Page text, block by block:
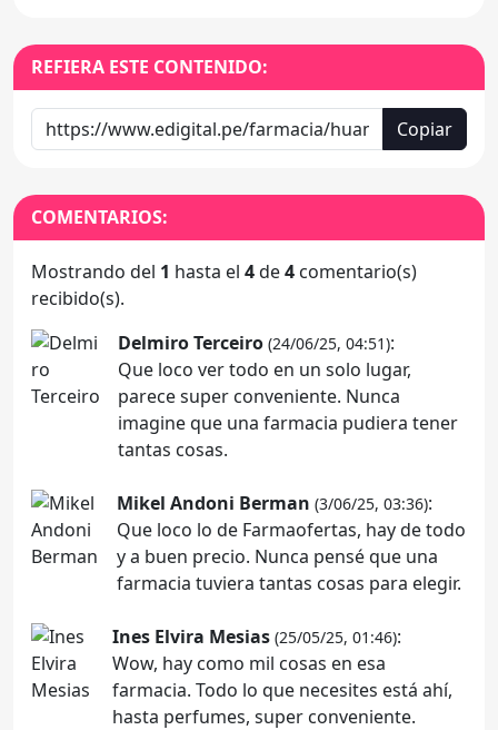
REFIERA ESTE CONTENIDO:
Copiar
COMENTARIOS:
Mostrando del 1 hasta el 4de4 comentario(s)
recibido(s).
Delmiro Terceiro (24/06/25, 04:51):
Que loco ver todo en un solo lugar,
parece super conveniente. Nunca
imagine que una farmacia pudiera tener
tantas cosas.
Mikel Andoni Berman (3/06/25, 03:36):
Que loco lo de Farmaofertas, hay de todo
y a buen precio. Nunca pensé que una
farmacia tuviera tantas cosas para elegir.
Ines Elvira Mesias (25/05/25, 01:46):
Wow, hay como mil cosas en esa
farmacia. Todo lo que necesites está ahí,
hasta perfumes, super conveniente.